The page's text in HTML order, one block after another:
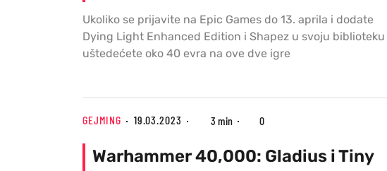
Ukoliko se prijavite na Epic Games do 13. aprila i dodate
Dying Light Enhanced Edition i Shapez u svoju biblioteku
uštedećete oko 40 evra na ove dve igre
GEJMING 19.03.2023 3 min 0
Warhammer 40,000: Gladius i Tiny